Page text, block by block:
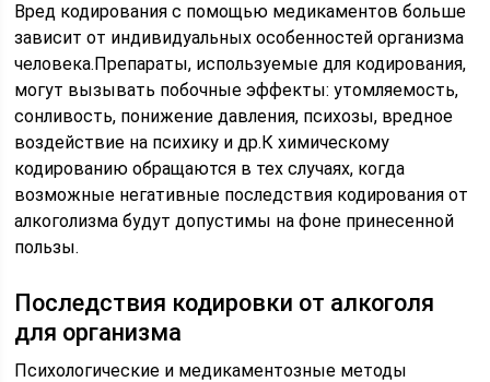
Вред кодирования с помощью медикаментов больше
зависит от индивидуальных особенностей организма
человека.Препараты, используемые для кодирования,
могут вызывать побочные эффекты: утомляемость,
сонливость, понижение давления, психозы, вредное
воздействие на психику и др.К химическому
кодированию обращаются в тех случаях, когда
возможные негативные последствия кодирования от
алкоголизма будут допустимы на фоне принесенной
пользы.
Последствия кодировки от алкоголя
для организма
Психологические и медикаментозные методы